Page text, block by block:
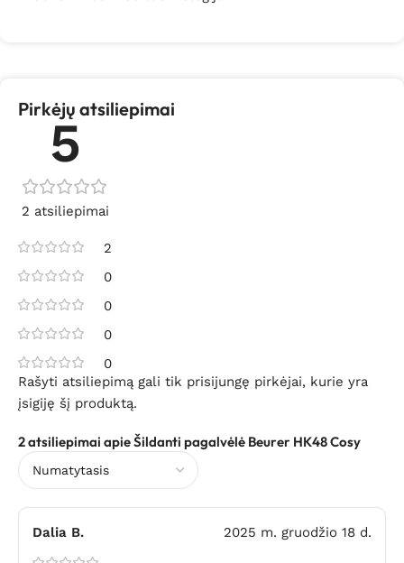
Pirkėjų atsiliepimai
5
2 atsiliepimai
2
0
0
0
0
2 atsiliepimai apieŠildanti pagalvėlė Beurer HK48 Cosy
Dalia B. 2025 m. gruodžio 18 d.
Rašyti atsiliepimą gali tik prisijungę pirkėjai, kurie yra
įsigiję šį produktą.